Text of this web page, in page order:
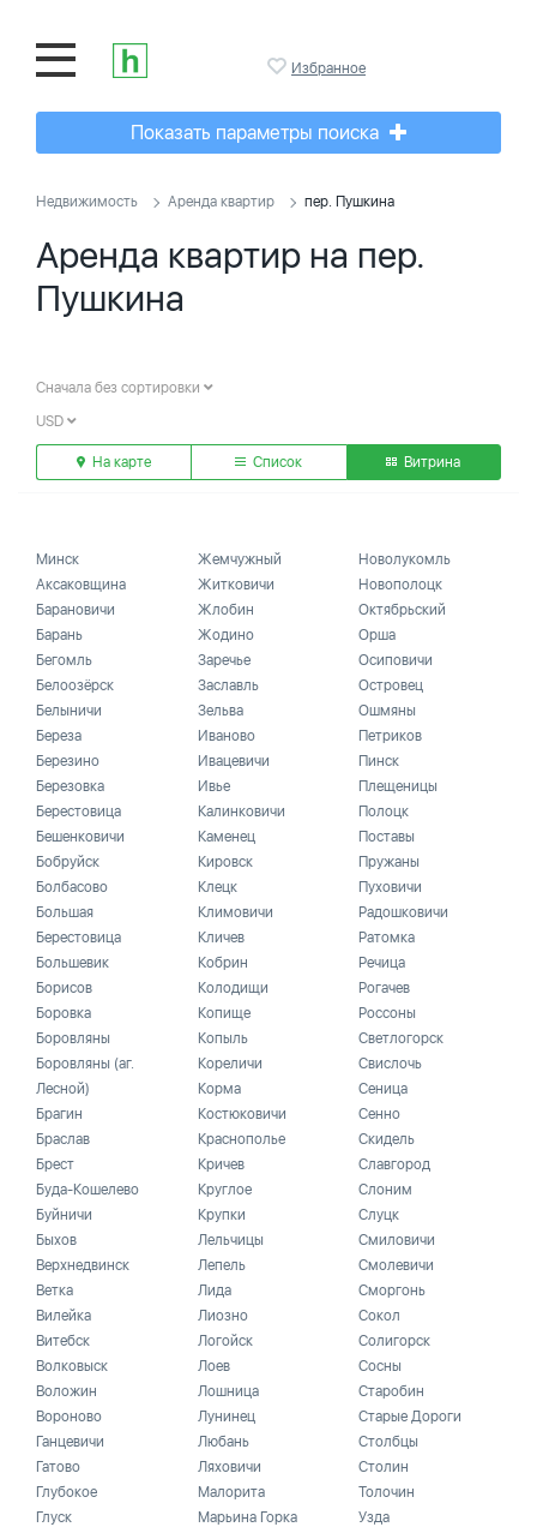
Избранное
Показать параметры поиска
Недвижимость Аренда квартир пер. Пушкина
Аренда квартир на пер.
Пушкина
Сначала без сортировки
USD
На карте Список Витрина
Минск
Аксаковщина
Барановичи
Барань
Бегомль
Белоозёрск
Белыничи
Береза
Березино
Березовка
Берестовица
Бешенковичи
Бобруйск
Болбасово
Большая
Берестовица
Большевик
Борисов
Боровка
Боровляны
Боровляны (аг.
Лесной)
Брагин
Браслав
Брест
Буда-Кошелево
Буйничи
Быхов
Верхнедвинск
Ветка
Вилейка
Витебск
Волковыск
Воложин
Вороново
Ганцевичи
Гатово
Глубокое
Глуск
Жемчужный
Житковичи
Жлобин
Жодино
Заречье
Заславль
Зельва
Иваново
Ивацевичи
Ивье
Калинковичи
Каменец
Кировск
Клецк
Климовичи
Кличев
Кобрин
Колодищи
Копище
Копыль
Кореличи
Корма
Костюковичи
Краснополье
Кричев
Круглое
Крупки
Лельчицы
Лепель
Лида
Лиозно
Логойск
Лоев
Лошница
Лунинец
Любань
Ляховичи
Малорита
Марьина Горка
Новолукомль
Новополоцк
Октябрьский
Орша
Осиповичи
Островец
Ошмяны
Петриков
Пинск
Плещеницы
Полоцк
Поставы
Пружаны
Пуховичи
Радошковичи
Ратомка
Речица
Рогачев
Россоны
Светлогорск
Свислочь
Сеница
Сенно
Скидель
Славгород
Слоним
Слуцк
Смиловичи
Смолевичи
Сморгонь
Сокол
Солигорск
Сосны
Старобин
Старые Дороги
Столбцы
Столин
Толочин
Узда